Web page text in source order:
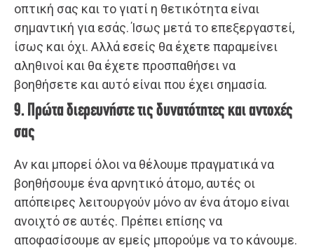
οπτική σας και το γιατί η θετικότητα είναι
σημαντική για εσάς. Ίσως μετά το επεξεργαστεί,
ίσως και όχι. Αλλά εσείς θα έχετε παραμείνει
αληθινοί και θα έχετε προσπαθήσει να
βοηθήσετε και αυτό είναι που έχει σημασία.
9. Πρώτα διερευνήστε τις δυνατότητες και αντοχές
σας
Αν και μπορεί όλοι να θέλουμε πραγματικά να
βοηθήσουμε ένα αρνητικό άτομο, αυτές οι
απόπειρες λειτουργούν μόνο αν ένα άτομο είναι
ανοιχτό σε αυτές. Πρέπει επίσης να
αποφασίσουμε αν εμείς μπορούμε να το κάνουμε.